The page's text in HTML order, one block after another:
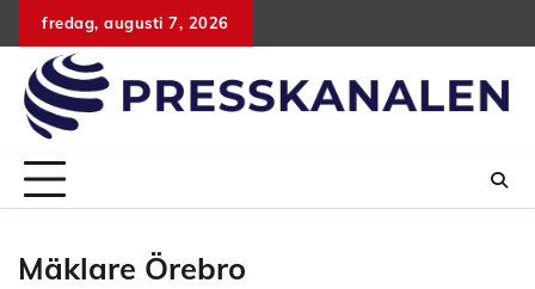
Hoppa
till
innehåll
fredag, augusti 7, 2026
Mäklare Örebro